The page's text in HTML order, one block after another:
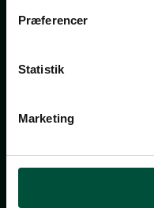
Præferencer
Statistik
Marketing
JFM og Berlingske